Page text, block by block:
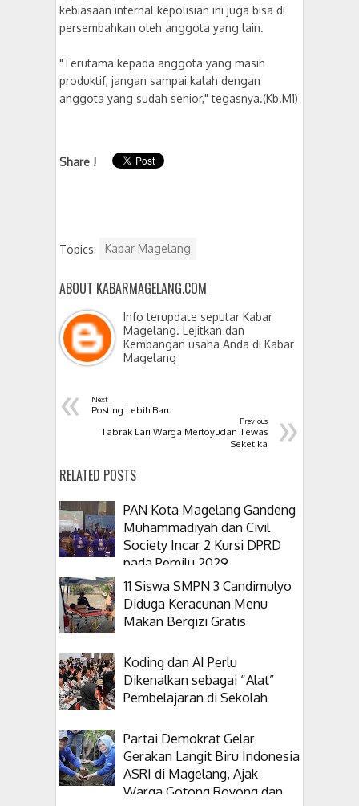
kebiasaan internal kepolisian ini juga bisa di
persembahkan oleh anggota yang lain.
"Terutama kepada anggota yang masih
produktif, jangan sampai kalah dengan
anggota yang sudah senior," tegasnya.(Kb.M1)
Share !
Topics: Kabar Magelang
ABOUT KABARMAGELANG.COM
Info terupdate seputar Kabar
Magelang. Lejitkan dan
Kembangan usaha Anda di Kabar
Magelang
« Next
Posting Lebih Baru »
Previous
Tabrak Lari Warga Mertoyudan Tewas
Seketika
RELATED POSTS
PAN Kota Magelang Gandeng
Muhammadiyah dan Civil
Society Incar 2 Kursi DPRD
pada Pemilu 2029
11 Siswa SMPN 3 Candimulyo
Diduga Keracunan Menu
Makan Bergizi Gratis
Koding dan AI Perlu
Dikenalkan sebagai “Alat”
Pembelajaran di Sekolah
Partai Demokrat Gelar
Gerakan Langit Biru Indonesia
ASRI di Magelang, Ajak
Warga Gotong Royong dan